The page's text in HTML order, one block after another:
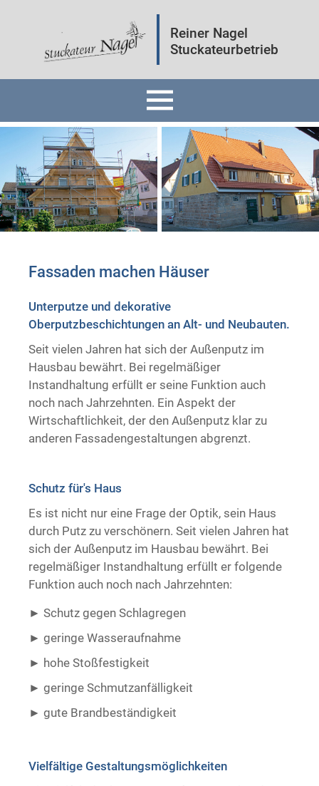
Reiner Nagel
Stuckateurbetrieb
Fassaden
Innenräume
Mineralputz
Wärmedämmung
Trockenausbau
Fassaden machen Häuser
Unterputze und dekorative
Oberputzbeschichtungen an Alt- und Neubauten.
Seit vielen Jahren hat sich der Außenputz im
Hausbau bewährt. Bei regelmäßiger
Instandhaltung erfüllt er seine Funktion auch
noch nach Jahrzehnten. Ein Aspekt der
Wirtschaftlichkeit, der den Außenputz klar zu
anderen Fassadengestaltungen abgrenzt.
Schutz für's Haus
Es ist nicht nur eine Frage der Optik, sein Haus
durch Putz zu verschönern. Seit vielen Jahren hat
sich der Außenputz im Hausbau bewährt. Bei
regelmäßiger Instandhaltung erfüllt er folgende
Funktion auch noch nach Jahrzehnten:
Schutz gegen Schlagregen
geringe Wasseraufnahme
hohe Stoßfestigkeit
geringe Schmutzanfälligkeit
gute Brandbeständigkeit ​ ​
Vielfältige Gestaltungsmöglichkeiten